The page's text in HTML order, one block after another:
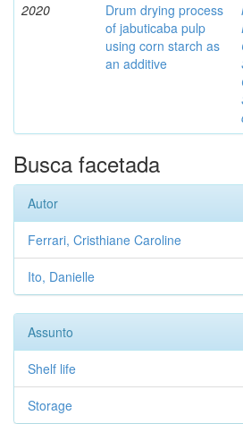
2020
Drum drying process
of jabuticaba pulp
using corn starch as
an additive
Busca facetada
Autor
Ferrari, Cristhiane Caroline
Ito, Danielle
Assunto
Shelf life
Storage